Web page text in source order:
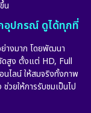
น
อุปกรณ์ ดูได้ทุกที่
างมาก โดยพัฒนา
ดสูง ตั้งแต่ HD, Full
ไลน์ ให้สมจริงทั้งภาพ
วยให้การรับชมเป็นไป